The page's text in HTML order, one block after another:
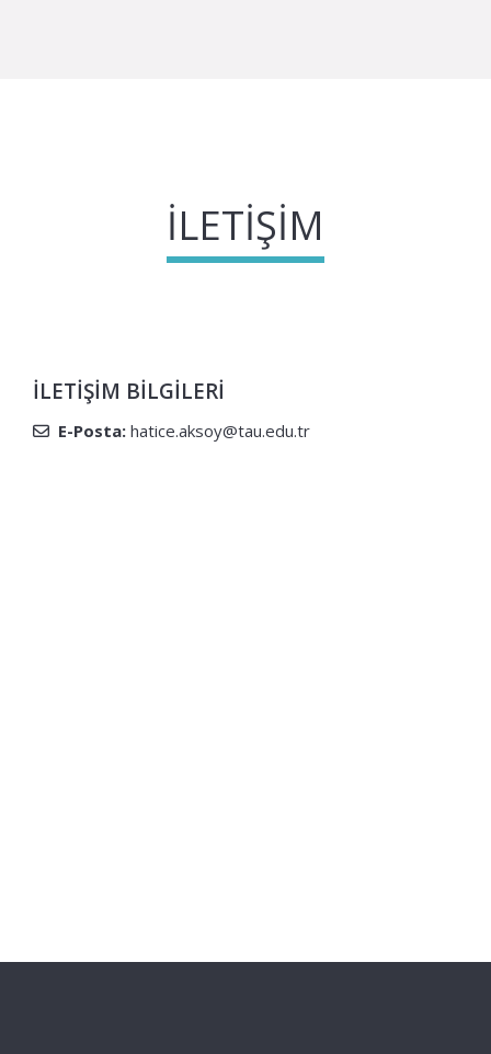
İLETIŞIM
İLETIŞIM BILGILERI
E-Posta: hatice.aksoy@tau.edu.tr